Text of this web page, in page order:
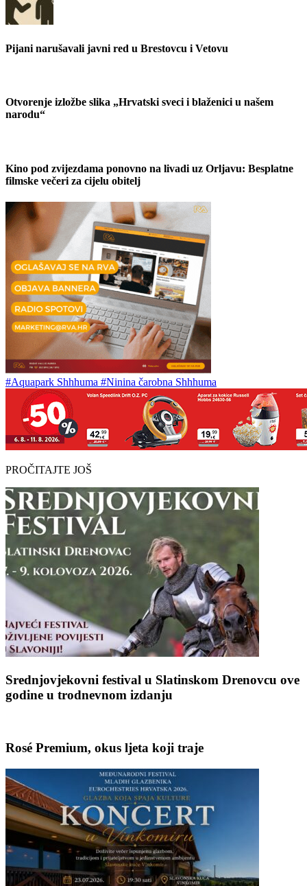
Pijani narušavali javni red u Brestovcu i Vetovu
Otvorenje izložbe slika „Hrvatski sveci i blaženici u našem
narodu“
Kino pod zvijezdama ponovno na livadi uz Orljavu: Besplatne
filmske večeri za cijelu obitelj
#Aquapark Shhhuma #Ninina čarobna Shhhuma
PROČITAJTE JOŠ
Srednjovjekovni festival u Slatinskom Drenovcu ove
godine u trodnevnom izdanju
Rosé Premium, okus ljeta koji traje